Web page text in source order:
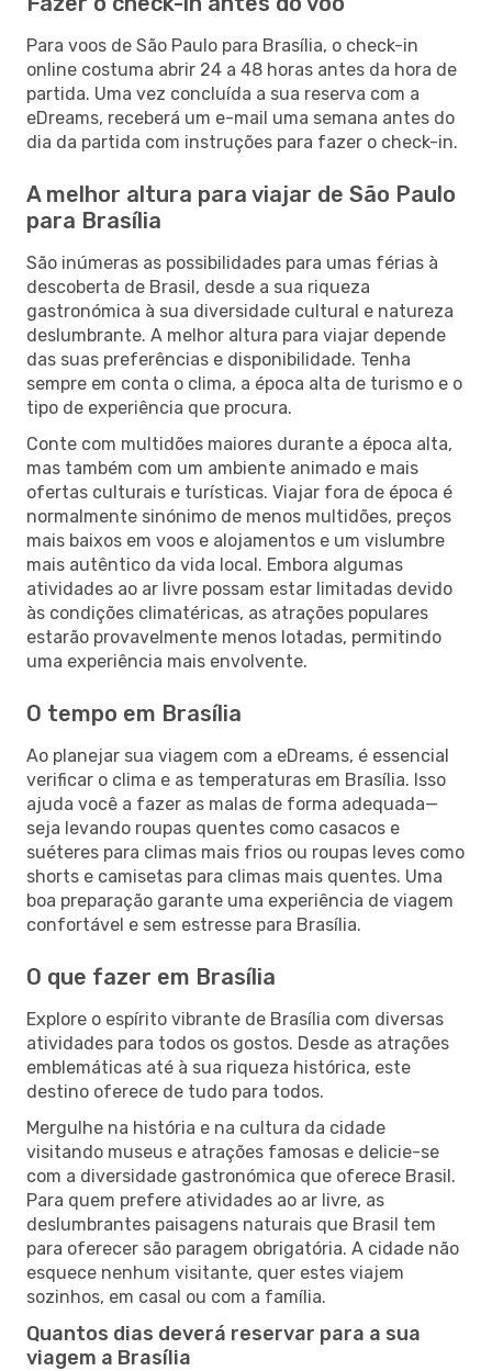
Para voos de São Paulo para Brasília, o check-in
online costuma abrir 24 a 48 horas antes da hora de
partida. Uma vez concluída a sua reserva com a
eDreams, receberá um e-mail uma semana antes do
dia da partida com instruções para fazer o check-in.
A melhor altura para viajar de São Paulo
para Brasília
São inúmeras as possibilidades para umas férias à
descoberta de Brasil, desde a sua riqueza
gastronómica à sua diversidade cultural e natureza
deslumbrante. A melhor altura para viajar depende
das suas preferências e disponibilidade. Tenha
sempre em conta o clima, a época alta de turismo e o
tipo de experiência que procura.
Conte com multidões maiores durante a época alta,
mas também com um ambiente animado e mais
ofertas culturais e turísticas. Viajar fora de época é
normalmente sinónimo de menos multidões, preços
mais baixos em voos e alojamentos e um vislumbre
mais autêntico da vida local. Embora algumas
atividades ao ar livre possam estar limitadas devido
às condições climatéricas, as atrações populares
estarão provavelmente menos lotadas, permitindo
uma experiência mais envolvente.
O tempo em Brasília
Ao planejar sua viagem com a eDreams, é essencial
verificar o clima e as temperaturas em Brasília. Isso
ajuda você a fazer as malas de forma adequada—
seja levando roupas quentes como casacos e
suéteres para climas mais frios ou roupas leves como
shorts e camisetas para climas mais quentes. Uma
boa preparação garante uma experiência de viagem
confortável e sem estresse para Brasília.
O que fazer em Brasília
Explore o espírito vibrante de Brasília com diversas
atividades para todos os gostos. Desde as atrações
emblemáticas até à sua riqueza histórica, este
destino oferece de tudo para todos.
Mergulhe na história e na cultura da cidade
visitando museus e atrações famosas e delicie-se
com a diversidade gastronómica que oferece Brasil.
Para quem prefere atividades ao ar livre, as
deslumbrantes paisagens naturais que Brasil tem
para oferecer são paragem obrigatória. A cidade não
esquece nenhum visitante, quer estes viajem
sozinhos, em casal ou com a família.
Quantos dias deverá reservar para a sua
viagem a Brasília